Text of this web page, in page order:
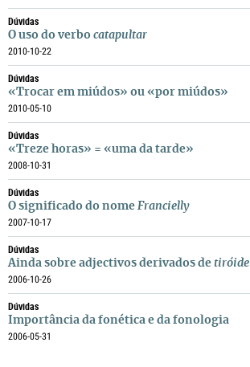
Dúvidas
O uso do verbo catapultar
2010-10-22
Dúvidas
«Trocar em miúdos» ou «por miúdos»
2010-05-10
Dúvidas
«Treze horas» = «uma da tarde»
2008-10-31
Dúvidas
O significado do nome Francielly
2007-10-17
Dúvidas
Ainda sobre adjectivos derivados de tiróide
2006-10-26
Dúvidas
Importância da fonética e da fonologia
2006-05-31